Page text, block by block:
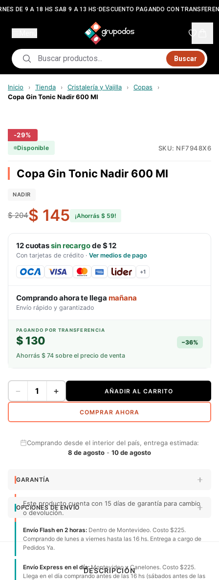
DE 9 A 18 HS SAB 9 A 13 HS• DESCUENTO PAGANDO CON
Buscar
Inicio › Tienda › Cristalería y Vajilla › Copas ›
Copa Gin Tonic Nadir 600 Ml
-29%
Disponible SKU: NF7948X6
Copa Gin Tonic Nadir 600 Ml
NADIR
$ 204$ 145 ¡Ahorrás $ 59!
12cuotassin recargode$ 12
Con tarjetas de crédito · Ver medios de pago
+1
Comprando ahora te llega mañana
Envío rápido y garantizado
PAGANDO POR TRANSFERENCIA
$ 130 −36%
Ahorrás $ 74 sobre el precio de venta
− + AÑADIR AL CARRITO
COMPRAR AHORA
Comprando desde el interior del país, entrega estimada:
8 de agosto - 10 de agosto
GARANTÍA
Este producto cuenta con 15 días de garantía para cambio
o devolución.
OPCIONES DE ENVÍO
Envío Flash en 2 horas: Dentro de Montevideo. Costo $225.
Comprando de lunes a viernes hasta las 16 hs. Entrega a cargo de
Pedidos Ya.
Envío Express en el día:Montevideo y Canelones. Costo $225.
Llega en el día comprando antes de las 16 hs (sábados antes de las
DESCRIPCIÓN